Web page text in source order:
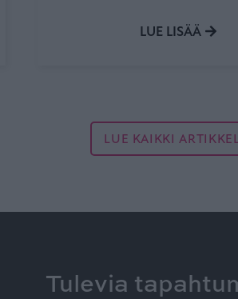
LUE LISÄÄ
LUE KAIKKI
Tulevia